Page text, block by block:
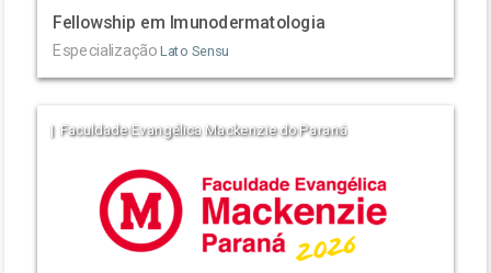
Fellowship em Imunodermatologia
Especialização Lato Sensu
| Faculdade Evangélica Mackenzie do Paraná